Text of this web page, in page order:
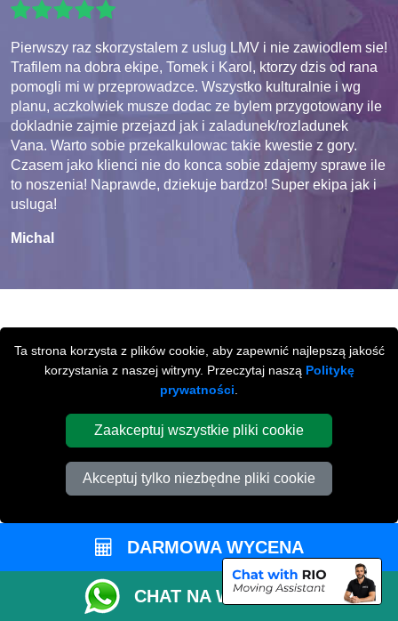
Ta strona korzysta z plików cookie, aby zapewnić najlepszą jakość
korzystania z naszej witryny. Przeczytaj naszą Politykę
prywatności
Zaakceptuj wszystkie pliki cookie
Akceptuj tylko niezbędne pliki cookie
Pierwszy raz skorzystalem z uslug LMV i nie zawiodlem sie!
Trafilem na dobra ekipe, Tomek i Karol, ktorzy dzis od rana
pomogli mi w przeprowadzce. Wszystko kulturalnie i wg
planu, aczkolwiek musze dodac ze bylem przygotowany ile
dokladnie zajmie przejazd jak i zaladunek/rozladunek
Vana. Warto sobie przekalkulowac takie kwestie z gory.
Czasem jako klienci nie do konca sobie zdajemy sprawe ile
to noszenia! Naprawde, dziekuje bardzo! Super ekipa jak i
usluga!
Michal
MIĘDZYMIASTOWE
PRZEPROWADZKIZ / LUB DO
Międzymiastoweprzeprowadzki z / lub do
Peterborough na terenie całej Wielkiej Brytani.
DARMOWA WYCENA
CHAT NA WHATSAPP